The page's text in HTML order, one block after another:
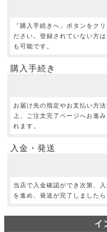
「購入手続きへ」ボタンをク
ださい。登録されていない方
も可能です。
購入手続き
お届け先の指定やお支払い方
上、ご注文完了ページへお進
れます。
入金・発送
当店で入金確認ができ次第、
を進め、発送が完了しました
イ